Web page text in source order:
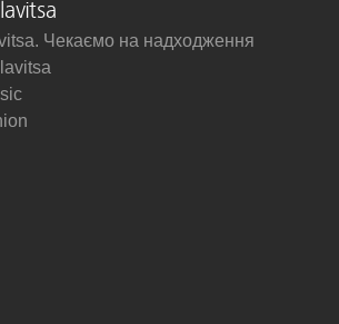
Чекаємо на надходження